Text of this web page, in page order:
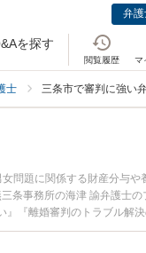
弁護
を探す
閲覧履歴 マ
士 三条市で審判に強い
問題に関係する財産分与や
条事務所の海津 諭弁護士の
『離婚審判のトラブル解決
んにおすすめです。